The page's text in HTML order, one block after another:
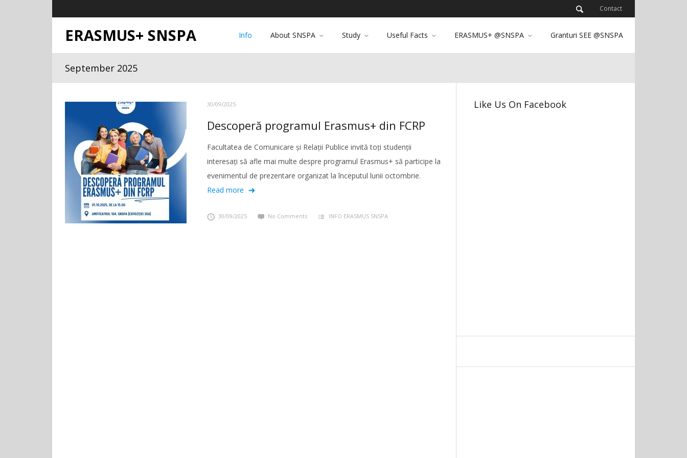
Contact
ERASMUS+ SNSPA Info About SNSPA Study Useful Facts ERASMUS+ @SNSPA Granturi SEE @SNSPA
September 2025
30/09/2025
Descoperă programul Erasmus+ din FCRP
Facultatea de Comunicare și Relații Publice invită toți studenții
interesați să afle mai multe despre programul Erasmus+ să participe la
evenimentul de prezentare organizat la începutul lunii octombrie.
Read more
30/09/2025 No Comments INFO ERASMUS SNSPA
Like Us On Facebook